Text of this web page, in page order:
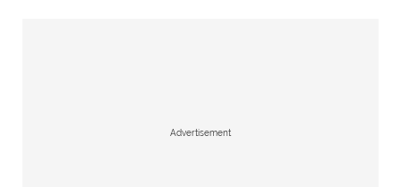
Advertisement